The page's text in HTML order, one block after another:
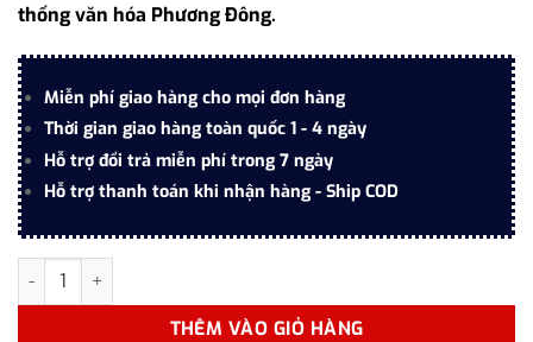
thống văn hóa Phương Đông.
Miễn phí giao hàng cho mọi đơn hàng
Thời gian giao hàng toàn quốc 1 - 4 ngày
Hỗ trợ đổi trả miễn phí trong 7 ngày
Hỗ trợ thanh toán khi nhận hàng - Ship COD
Hộp quà bút ký cao cấp TLHN017 chủ đề Thăng Long Hà Nội –
THÊM VÀO GIỎ HÀNG